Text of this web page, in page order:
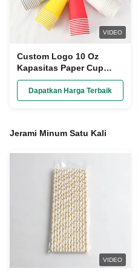
VIDEO
Custom Logo 10 Oz
Kapasitas Paper Cup
Food Grade Paper Ramah
Lingkungan
Dapatkan Harga Terbaik
Jerami Minum Satu Kali
VIDEO